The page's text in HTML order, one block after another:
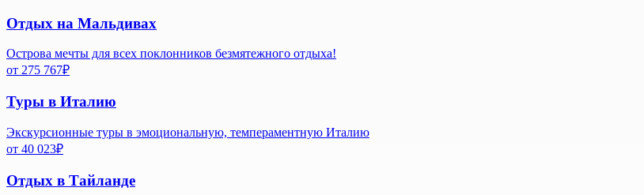
Отдых на Мальдивах
Острова мечты для всех поклонников безмятежного отдыха!
от 275 767₽
Туры в Италию
Экскурсионные туры в эмоциональную, темпераментную Италию
от 40 023₽
Отдых в Тайланде